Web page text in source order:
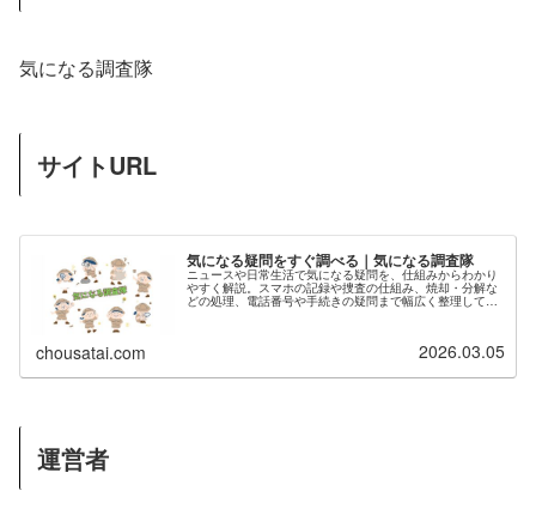
気になる調査隊
サイトURL
気になる疑問をすぐ調べる｜気になる調査隊
ニュースや日常生活で気になる疑問を、仕組みからわかり
やすく解説。スマホの記録や捜査の仕組み、焼却・分解な
どの処理、電話番号や手続きの疑問まで幅広く整理してい
ます。
chousatai.com 2026.03.05
運営者